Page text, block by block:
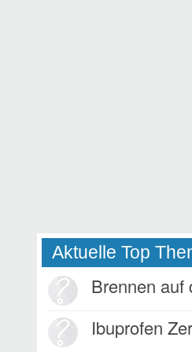
Aktuelle Top
Brennen auf
Ibuprofen